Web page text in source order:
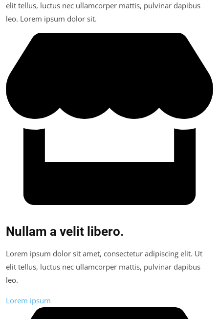
elit tellus, luctus nec ullamcorper mattis, pulvinar dapibus
leo. Lorem ipsum dolor sit.
Nullam a velit libero.
Lorem ipsum dolor sit amet, consectetur adipiscing elit. Ut
elit tellus, luctus nec ullamcorper mattis, pulvinar dapibus
leo.
Lorem ipsum